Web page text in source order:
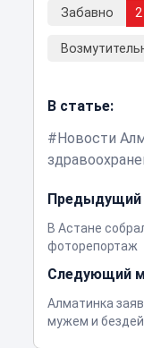
Забавно 2
В статье:
Новости
Предыдущий
В Астане
фоторепортаж
Следующий
Алматинка
мужем и